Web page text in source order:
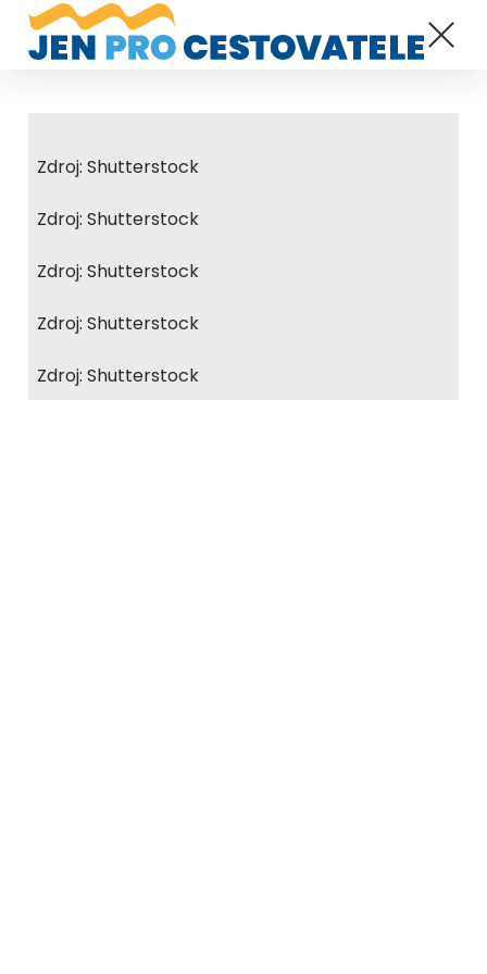
Zdroj: Shutterstock
Zdroj: Shutterstock
Zdroj: Shutterstock
Zdroj: Shutterstock
Zdroj: Shutterstock